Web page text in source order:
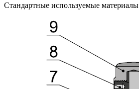
Стандартные используемые материалы